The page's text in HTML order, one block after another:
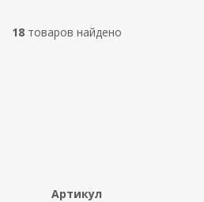
18 товаров найдено
Артикул